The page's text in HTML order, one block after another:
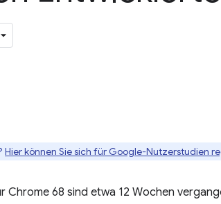
Hier können Sie sich für Google-Nutzerstudien
68 sind etwa 12 Wochen